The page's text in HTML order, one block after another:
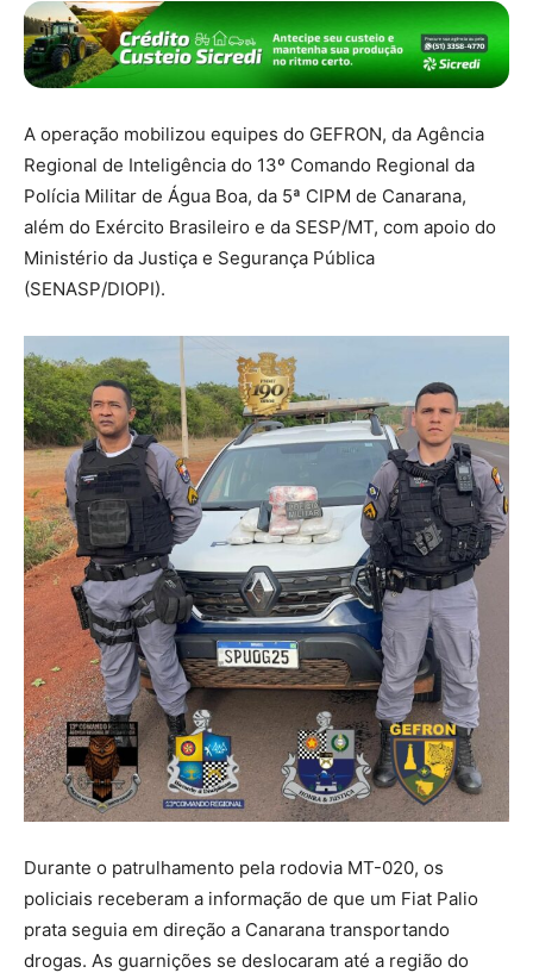
A operação mobilizou equipes do GEFRON, da Agência
Regional de Inteligência do 13º Comando Regional da
Polícia Militar de Água Boa, da 5ª CIPM de Canarana,
além do Exército Brasileiro e da SESP/MT, com apoio do
Ministério da Justiça e Segurança Pública
(SENASP/DIOPI).
Durante o patrulhamento pela rodovia MT-020, os
policiais receberam a informação de que um Fiat Palio
prata seguia em direção a Canarana transportando
drogas. As guarnições se deslocaram até a região do